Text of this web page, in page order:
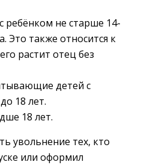
ребёнком не старше 14-
Это также относится к
растит отец без
детей с
18 лет.
18 лет.
увольнение тех, кто
или оформил